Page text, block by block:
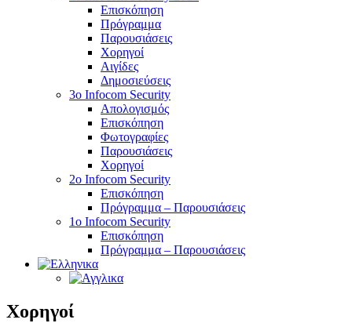
Επισκόπηση
Πρόγραμμα
Παρουσιάσεις
Χορηγοί
Αιγίδες
Δημοσιεύσεις
3o Infocom Security
Απολογισμός
Επισκόπηση
Φωτογραφίες
Παρουσιάσεις
Χορηγοί
2o Infocom Security
Επισκόπηση
Πρόγραμμα – Παρουσιάσεις
1ο Infocom Security
Επισκόπηση
Πρόγραμμα – Παρουσιάσεις
Χορηγοί